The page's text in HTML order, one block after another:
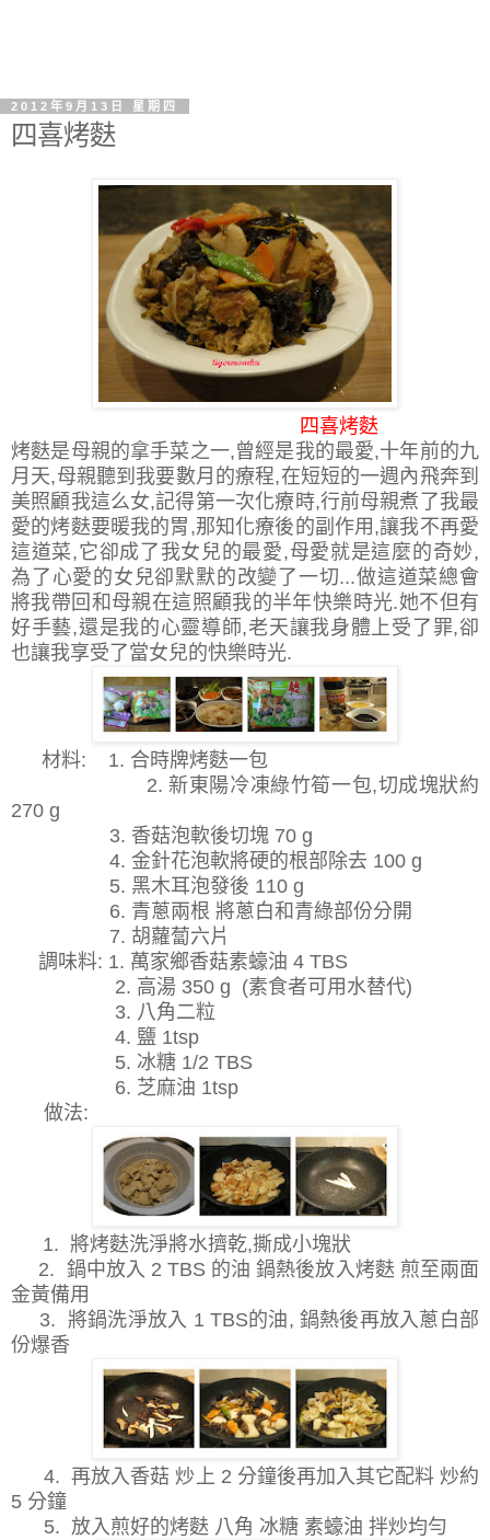
2012年9月13日 星期四
四喜烤麩
四喜烤麩
烤麩是母親的拿手菜之一,曾經是我的最愛,十年前的九
月天,母親聽到我要數月的療程,在短短的一週內飛奔到
美照顧我這么女,記得第一次化療時,行前母親煮了我最
愛的烤麩要暖我的胃,那知化療後的副作用,讓我不再愛
這道菜,它卻成了我女兒的最愛,母愛就是這麼的奇妙,
為了心愛的女兒卻默默的改變了一切...做這道菜總會
將我帶回和母親在這照顧我的半年快樂時光.她不但有
好手藝,還是我的心靈導師,老天讓我身體上受了罪,卻
也讓我享受了當女兒的快樂時光.
材料: 1. 合時牌烤麩一包
2. 新東陽冷凍綠竹筍一包,切成塊狀約
270 g
3. 香菇泡軟後切塊 70 g
4. 金針花泡軟將硬的根部除去 100 g
5. 黑木耳泡發後 110 g
6. 青蔥兩根 將蔥白和青綠部份分開
7. 胡蘿蔔六片
調味料: 1. 萬家鄉香菇素蠔油 4 TBS
2. 高湯 350 g (素食者可用水替代)
3. 八角二粒
4. 鹽 1tsp
5. 冰糖 1/2 TBS
6. 芝麻油 1tsp
做法:
1. 將烤麩洗淨將水擠乾,撕成小塊狀
2. 鍋中放入 2 TBS 的油 鍋熱後放入烤麩 煎至兩面
金黃備用
3. 將鍋洗淨放入 1 TBS的油, 鍋熱後再放入蔥白部
份爆香
4. 再放入香菇 炒上 2 分鐘後再加入其它配料 炒約
5 分鐘
5. 放入煎好的烤麩 八角 冰糖 素蠔油 拌炒均勻